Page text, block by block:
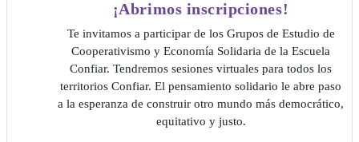
¡Abrimos inscripciones!
Te invitamos a participar de los Grupos de Estudio de
Cooperativismo y Economía Solidaria de la Escuela
Confiar. Tendremos sesiones virtuales para todos los
territorios Confiar. El pensamiento solidario le abre paso
a la esperanza de construir otro mundo más democrático,
equitativo y justo.